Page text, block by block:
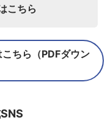
こちら
ちら（PDFダウン